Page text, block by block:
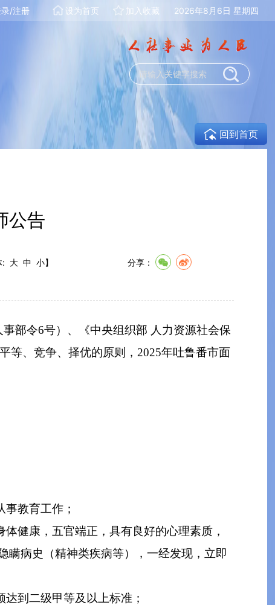
2026年8月6日 星期四
加入收藏
设为首页
/注册
回到首页
公告
: 大 中 小】 分享：
部令6号）、《中央组织部 人力资源社会保
等、竞争、择优的原则，2025年吐鲁番市面
教育工作；
健康，五官端正，具有良好的心理素质，
瞒病史（精神类疾病等），一经发现，立即
到二级甲等及以上标准；